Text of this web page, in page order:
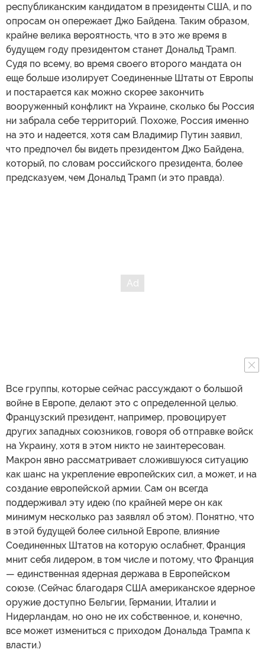
республиканским кандидатом в президенты США, и по
опросам он опережает Джо Байдена. Таким образом,
крайне велика вероятность, что в это же время в
будущем году президентом станет Дональд Трамп.
Судя по всему, во время своего второго мандата он
еще больше изолирует Соединенные Штаты от Европы
и постарается как можно скорее закончить
вооруженный конфликт на Украине, сколько бы Россия
ни забрала себе территорий. Похоже, Россия именно
на это и надеется, хотя сам Владимир Путин заявил,
что предпочел бы видеть президентом Джо Байдена,
который, по словам российского президента, более
предсказуем, чем Дональд Трамп (и это правда).
Все группы, которые сейчас рассуждают о большой
войне в Европе, делают это с определенной целью.
Французский президент, например, провоцирует
других западных союзников, говоря об отправке войск
на Украину, хотя в этом никто не заинтересован.
Макрон явно рассматривает сложившуюся ситуацию
как шанс на укрепление европейских сил, а может, и на
создание европейской армии. Сам он всегда
поддерживал эту идею (по крайней мере он как
минимум несколько раз заявлял об этом). Понятно, что
в этой будущей более сильной Европе, влияние
Соединенных Штатов на которую ослабнет, Франция
мнит себя лидером, в том числе и потому, что Франция
— единственная ядерная держава в Европейском
союзе. (Сейчас благодаря США американское ядерное
оружие доступно Бельгии, Германии, Италии и
Нидерландам, но оно не их собственное, и, конечно,
все может измениться с приходом Дональда Трампа к
власти.)